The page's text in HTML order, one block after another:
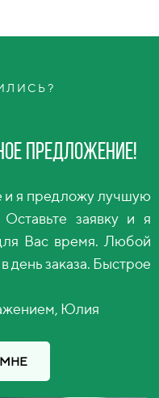
предложение!
и я предложу лучшую
Оставьте заявку и я
Вас время. Любой
день заказа. Быстрое
Юлия